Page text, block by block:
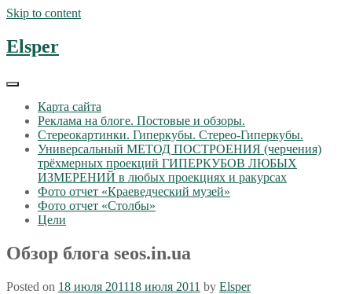
Skip to content
Elsper
Карта сайта
Реклама на блоге. Постовые и обзоры.
Стереокартинки. Гиперкубы. Стерео-Гиперкубы.
Универсальный МЕТОД ПОСТРОЕНИЯ (черчения)
трёхмерных проекций ГИПЕРКУБОВ ЛЮБЫХ
ИЗМЕРЕНИЙ в любых проекциях и ракурсах
Фото отчет «Краеведческий музей»
Фото отчет «Столбы»
Цели
Обзор блога seos.in.ua
Posted on 18 июля 201118 июля 2011 by Elsper